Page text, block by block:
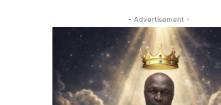
- Advertisement -